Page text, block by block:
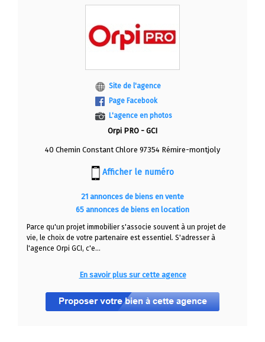
Site de l'agence
Page Facebook
L'agence en photos
Orpi PRO - GCI
40 Chemin Constant Chlore 97354 Rémire-montjoly
21 annonces de biens en vente
Afficher le numéro
65 annonces de biens en location
Parce qu'un projet immobilier s'associe souvent à un projet de
vie, le choix de votre partenaire est essentiel. S'adresser à
l'agence Orpi GCI, c'e...
En savoir plus sur cette agence